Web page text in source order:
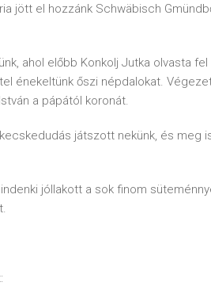
jött el hozzánk Schwäbisch
ahol előbb Konkolj Jutka olvasta fel
énekeltünk őszi népdalokat.
a pápától koronát.
játszott nekünk, és meg
jóllakott a sok finom